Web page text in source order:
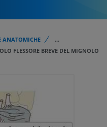
ANATOMICHE
...
FLESSORE BREVE DEL MIGNOLO